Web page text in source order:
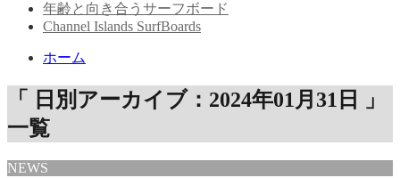
年齢と向き合うサーフボード
Channel Islands SurfBoards
ホーム
「 日別アーカイブ：2024年01月31日 」
一覧
NEWS